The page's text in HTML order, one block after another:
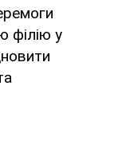
філію у